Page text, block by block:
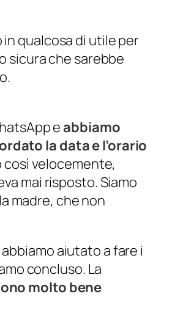
qualcosa di utile per
sicura che sarebbe
e abbiamo
la data e l’orario
velocemente,
mai risposto. Siamo
madre, che non
aiutato a fare i
concluso. La
molto bene